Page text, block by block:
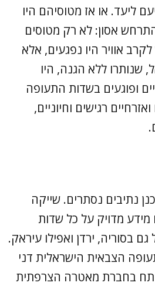
ליעד. או אז מטוסיהם היו
אסון: לא רק מטוסים
אוויר היו נפגעים, אלא
שנותרו ללא הגנה, היו
ופוגעים בשדות התעופה
רגישים וחיוניים,
נתיבים נסתרים. שייקה
מדויק על כל שדות
בסוריה, ירדן ואפילו עיראק.
הצבאית הישראלית דני
בחברת מאטרה הצרפתית